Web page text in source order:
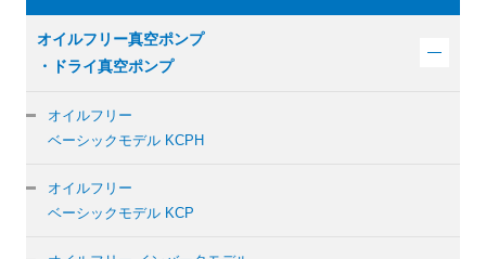
オイルフリー真空ポンプ
・ドライ真空ポンプ
オイルフリー
ベーシックモデル KCPH
オイルフリー
ベーシックモデル KCP